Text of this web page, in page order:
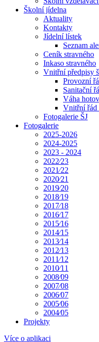
Školní jídelna
Aktuality
Kontakty
Jídelní lístek
Seznam
Ceník stravného
Inkaso stravného
Vnitřní předpisy
Provozní
Sanitační
Váha
Vnitřní řád
Fotogalerie ŠJ
Fotogalerie
2025-2026
2024-2025
2023 - 2024
2022⁄23
2021⁄22
2020⁄21
2019⁄20
2018⁄19
2017⁄18
2016⁄17
2015⁄16
2014⁄15
2013⁄14
2012⁄13
2011⁄12
2010⁄11
2008⁄09
2007⁄08
2006⁄07
2005⁄06
2004⁄05
Projekty
Více o aplikaci